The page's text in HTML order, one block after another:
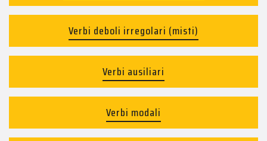
Verbi deboli irregolari (misti)
Verbi ausiliari
Verbi modali